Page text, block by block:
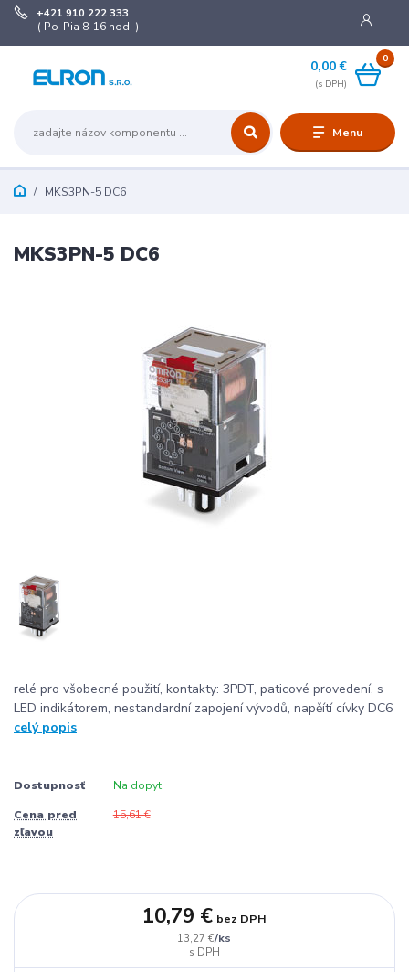
Menu
+421 910 222 333
( Po-Pia 8-16 hod. )
0
0,00 €
MKS3PN-5 DC6
MKS3PN-5 DC6
relé pro všobecné použití, kontakty: 3PDT, paticové provedení, s
LED indikátorem, nestandardní zapojení vývodů, napěítí cívky DC6
celý popis
Dostupnosť Na dopyt
Cena pred
zľavou
15,61 €
13,27 €/ks
10,79 € bez DPH